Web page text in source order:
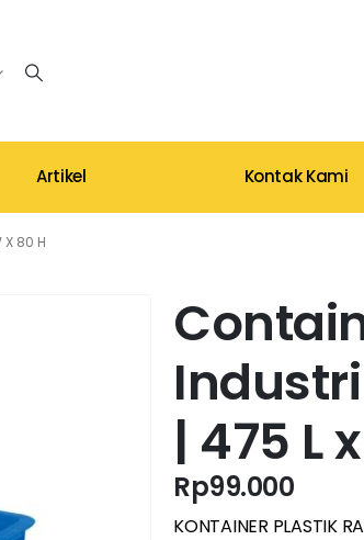
Artikel Kontak Kami
X 80 H
Industri
| 475 L
Rp99.000
KONTAINER PLASTIK